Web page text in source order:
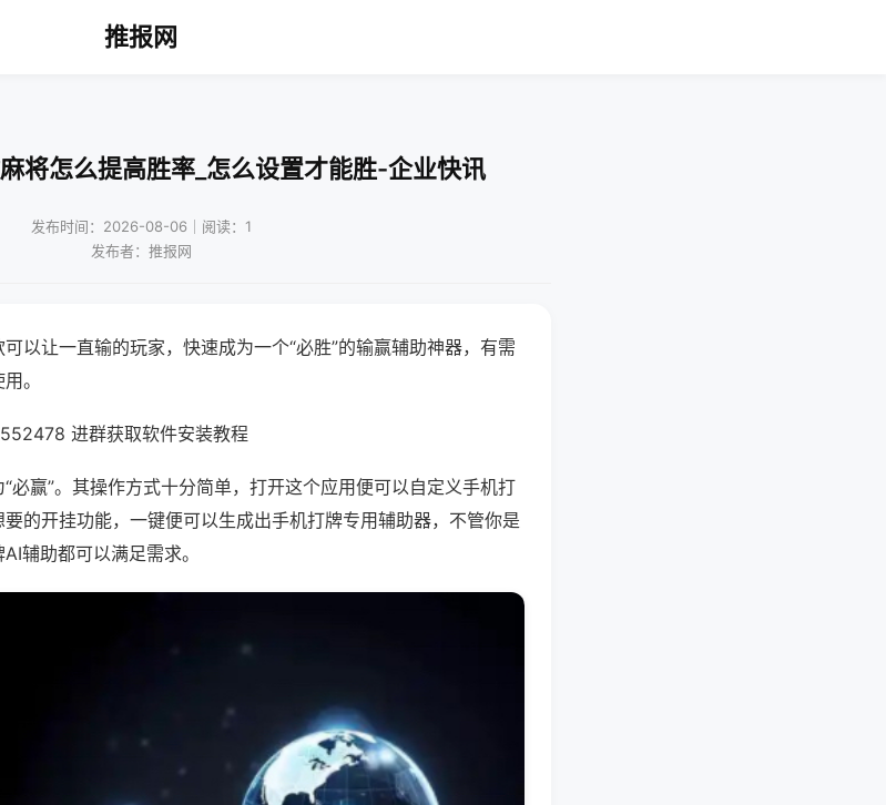
推报网
将怎么提高胜率_怎么设置才能胜-企业快讯
发布时间：2026-08-06｜阅读：1
发布者：推报网
以让一直输的玩家，快速成为一个“必胜”的输赢辅助神器，有需
。
进群获取软件安装教程
必赢”。其操作方式十分简单，打开这个应用便可以自定义手机打
的开挂功能，一键便可以生成出手机打牌专用辅助器，不管你是
辅助都可以满足需求。